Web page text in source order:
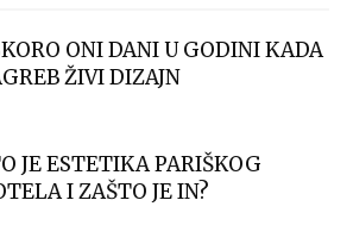
ONI DANI U GODINI KADA
ŽIVI DIZAJN
JE ESTETIKA PARIŠKOG
I ZAŠTO JE IN?